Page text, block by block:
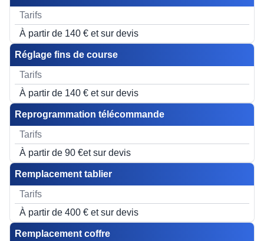
À partir de 140 € et sur devis
Réglage fins de course
À partir de 140 € et sur devis
Reprogrammation télécommande
À partir de 90 €et sur devis
Remplacement tablier
À partir de 400 € et sur devis
Remplacement coffre